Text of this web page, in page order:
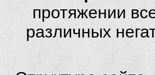
протяжении
различных